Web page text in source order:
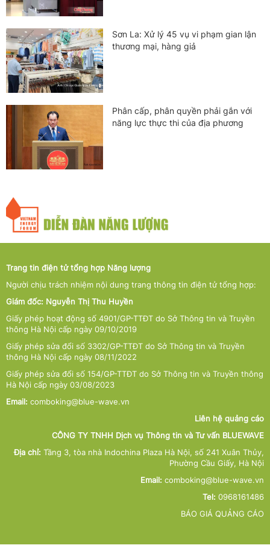
Sơn La: Xử lý 45 vụ vi phạm gian lận
thương mại, hàng giả
Phân cấp, phân quyền phải gắn với
năng lực thực thi của địa phương
Trang tin điện tử tổng hợp Năng lượng
Người chịu trách nhiệm nội dung trang thông tin điện tử tổng hợp:
Giám đốc: Nguyễn Thị Thu Huyền
Giấy phép hoạt động số 4901/GP-TTĐT do Sở Thông tin và Truyền
thông Hà Nội cấp ngày 09/10/2019
Giấy phép sửa đổi số 3302/GP-TTĐT do Sở Thông tin và Truyền
thông Hà Nội cấp ngày 08/11/2022
Giấy phép sửa đổi số 154/GP-TTĐT do Sở Thông tin và Truyền thông
Hà Nội cấp ngày 03/08/2023
Email: comboking@blue-wave.vn
Liên hệ quảng cáo
CÔNG TY TNHH Dịch vụ Thông tin và Tư vấn BLUEWAVE
Địa chỉ: Tầng 3, tòa nhà Indochina Plaza Hà Nội, số 241 Xuân Thủy,
Phường Cầu Giấy, Hà Nội
Email: comboking@blue-wave.vn
Tel: 0968161486
BÁO GIÁ QUẢNG CÁO